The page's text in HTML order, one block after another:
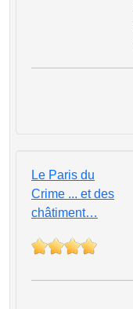
Le Paris du
Crime ... et des
châtiment…